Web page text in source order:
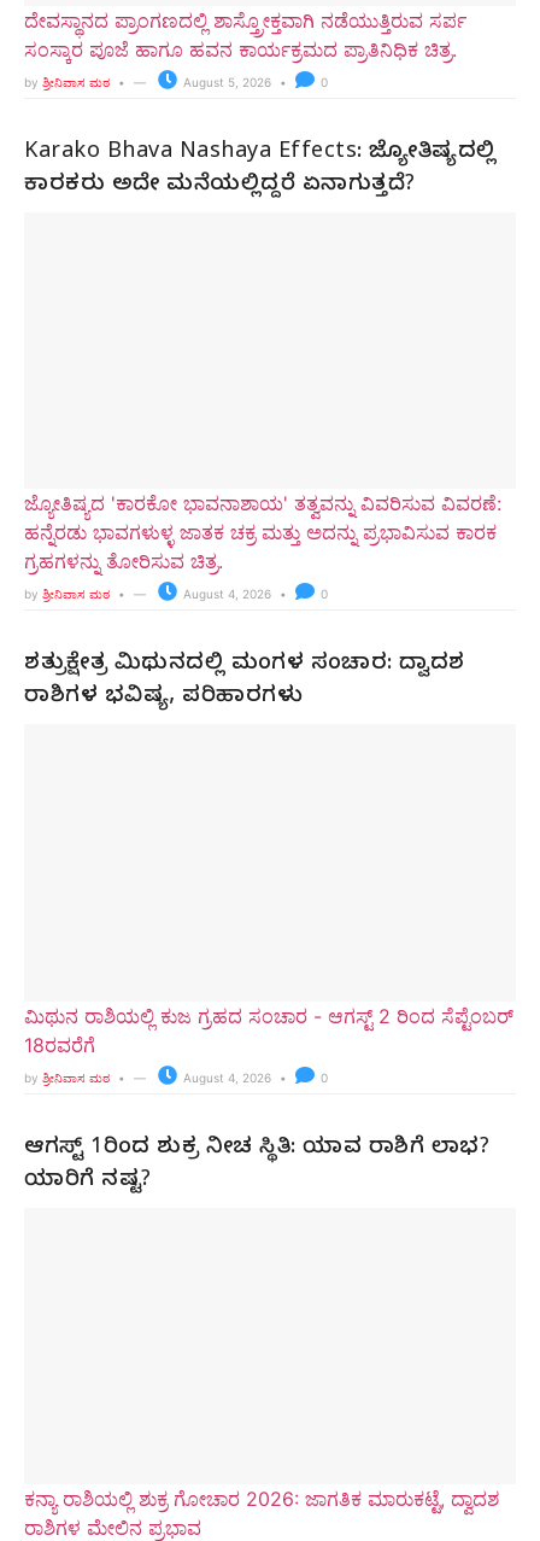
ದೇವಸ್ಥಾನದ ಪ್ರಾಂಗಣದಲ್ಲಿ ಶಾಸ್ತ್ರೋಕ್ತವಾಗಿ ನಡೆಯುತ್ತಿರುವ ಸರ್ಪ
ಸಂಸ್ಕಾರ ಪೂಜೆ ಹಾಗೂ ಹವನ ಕಾರ್ಯಕ್ರಮದ ಪ್ರಾತಿನಿಧಿಕ ಚಿತ್ರ.
by ಶ್ರೀನಿವಾಸ ಮಠ August 5, 2026 0
Karako Bhava Nashaya Effects: ಜ್ಯೋತಿಷ್ಯದಲ್ಲಿ
ಕಾರಕರು ಅದೇ ಮನೆಯಲ್ಲಿದ್ದರೆ ಏನಾಗುತ್ತದೆ?
ಜ್ಯೋತಿಷ್ಯದ 'ಕಾರಕೋ ಭಾವನಾಶಾಯ' ತತ್ವವನ್ನು ವಿವರಿಸುವ ವಿವರಣೆ:
ಹನ್ನೆರಡು ಭಾವಗಳುಳ್ಳ ಜಾತಕ ಚಕ್ರ ಮತ್ತು ಅದನ್ನು ಪ್ರಭಾವಿಸುವ ಕಾರಕ
ಗ್ರಹಗಳನ್ನು ತೋರಿಸುವ ಚಿತ್ರ.
by ಶ್ರೀನಿವಾಸ ಮಠ August 4, 2026 0
ಶತ್ರುಕ್ಷೇತ್ರ ಮಿಥುನದಲ್ಲಿ ಮಂಗಳ ಸಂಚಾರ: ದ್ವಾದಶ
ರಾಶಿಗಳ ಭವಿಷ್ಯ, ಪರಿಹಾರಗಳು
ಮಿಥುನ ರಾಶಿಯಲ್ಲಿ ಕುಜ ಗ್ರಹದ ಸಂಚಾರ - ಆಗಸ್ಟ್ 2 ರಿಂದ ಸೆಪ್ಟೆಂಬರ್
18ರವರೆಗೆ
by ಶ್ರೀನಿವಾಸ ಮಠ August 4, 2026 0
ಆಗಸ್ಟ್ 1ರಿಂದ ಶುಕ್ರ ನೀಚ ಸ್ಥಿತಿ: ಯಾವ ರಾಶಿಗೆ ಲಾಭ?
ಯಾರಿಗೆ ನಷ್ಟ?
ಕನ್ಯಾ ರಾಶಿಯಲ್ಲಿ ಶುಕ್ರ ಗೋಚಾರ 2026: ಜಾಗತಿಕ ಮಾರುಕಟ್ಟೆ, ದ್ವಾದಶ
ರಾಶಿಗಳ ಮೇಲಿನ ಪ್ರಭಾವ